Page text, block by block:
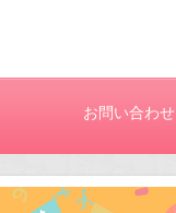
お問い合わせ